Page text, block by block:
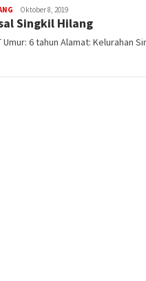
ham
Oktober 8, 2019
Singkil Hilang
Umur: 6 tahun Alamat: Kelurahan